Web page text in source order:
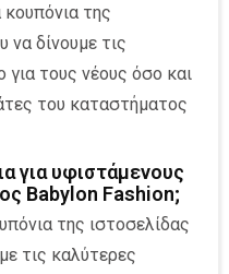
της
να δίνουμε τις
τους νέους όσο και
του καταστήματος
για υφιστάμενoυς
Babylon Fashion;
της ιστοσελίδας
τις καλύτερες